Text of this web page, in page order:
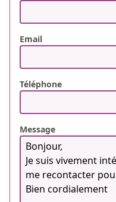
Email
Téléphone
Message